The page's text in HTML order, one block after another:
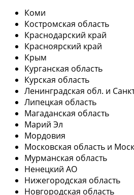
Коми
Костромская область
Краснодарский край
Красноярский край
Крым
Курганская область
Курская область
Ленинградская обл. и
Липецкая область
Магаданская область
Марий Эл
Мордовия
Московская область и
Мурманская область
Ненецкий АО
Нижегородская область
Новгородская область